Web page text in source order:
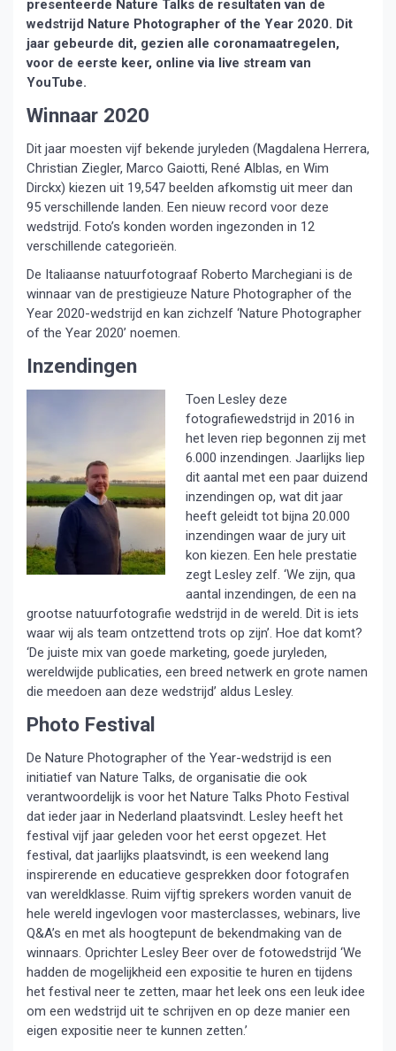
presenteerde Nature Talks de resultaten van de
wedstrijd Nature Photographer of the Year 2020. Dit
jaar gebeurde dit, gezien alle coronamaatregelen,
voor de eerste keer, online via live stream van
YouTube.
Winnaar 2020
Dit jaar moesten vijf bekende juryleden (Magdalena Herrera,
Christian Ziegler, Marco Gaiotti, René Alblas, en Wim
Dirckx) kiezen uit 19,547 beelden afkomstig uit meer dan
95 verschillende landen. Een nieuw record voor deze
wedstrijd. Foto’s konden worden ingezonden in 12
verschillende categorieën.
De Italiaanse natuurfotograaf Roberto Marchegiani is de
winnaar van de prestigieuze Nature Photographer of the
Year 2020-wedstrijd en kan zichzelf ‘Nature Photographer
of the Year 2020’ noemen.
Inzendingen
Toen Lesley deze
fotografiewedstrijd in 2016 in
het leven riep begonnen zij met
6.000 inzendingen. Jaarlijks liep
dit aantal met een paar duizend
inzendingen op, wat dit jaar
heeft geleidt tot bijna 20.000
inzendingen waar de jury uit
kon kiezen. Een hele prestatie
zegt Lesley zelf. ‘We zijn, qua
aantal inzendingen, de een na
grootse natuurfotografie wedstrijd in de wereld. Dit is iets
waar wij als team ontzettend trots op zijn’. Hoe dat komt?
‘De juiste mix van goede marketing, goede juryleden,
wereldwijde publicaties, een breed netwerk en grote namen
die meedoen aan deze wedstrijd’ aldus Lesley.
Photo Festival
De Nature Photographer of the Year-wedstrijd is een
initiatief van Nature Talks, de organisatie die ook
verantwoordelijk is voor het Nature Talks Photo Festival
dat ieder jaar in Nederland plaatsvindt. Lesley heeft het
festival vijf jaar geleden voor het eerst opgezet. Het
festival, dat jaarlijks plaatsvindt, is een weekend lang
inspirerende en educatieve gesprekken door fotografen
van wereldklasse. Ruim vijftig sprekers worden vanuit de
hele wereld ingevlogen voor masterclasses, webinars, live
Q&A’s en met als hoogtepunt de bekendmaking van de
winnaars. Oprichter Lesley Beer over de fotowedstrijd ‘We
hadden de mogelijkheid een expositie te huren en tijdens
het festival neer te zetten, maar het leek ons een leuk idee
om een wedstrijd uit te schrijven en op deze manier een
eigen expositie neer te kunnen zetten.’